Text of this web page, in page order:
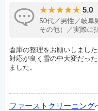
5.0
50代／男性／岐阜
その他）／実際に
倉庫の整理をお願いしました
対応が良く雪の中大変だっ
ました。
ファーストクリーニング